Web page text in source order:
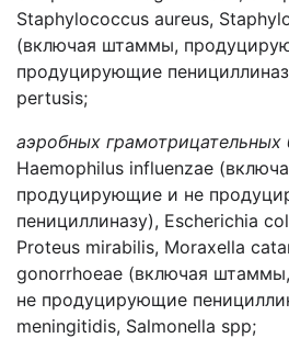
Staphylococcus aureus,
(включая штаммы,
продуцирующие
pertusis;
аэробных грамотрицательных
Haemophilus influenzae
продуцирующие и не
пенициллиназу), Escherichia
Proteus mirabilis, Moraxella
gonorrhoeae (включая
не продуцирующие
meningitidis, Salmonella spp;